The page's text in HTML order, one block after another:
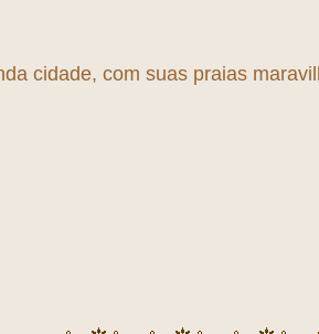
Fortaleza,
cidade, com suas praias